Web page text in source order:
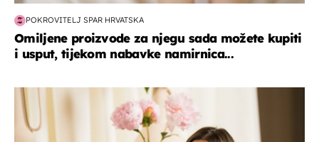
POKROVITELJ SPAR HRVATSKA
Omiljene proizvode za njegu sada možete kupiti
i usput, tijekom nabavke namirnica...
moda & ljepota